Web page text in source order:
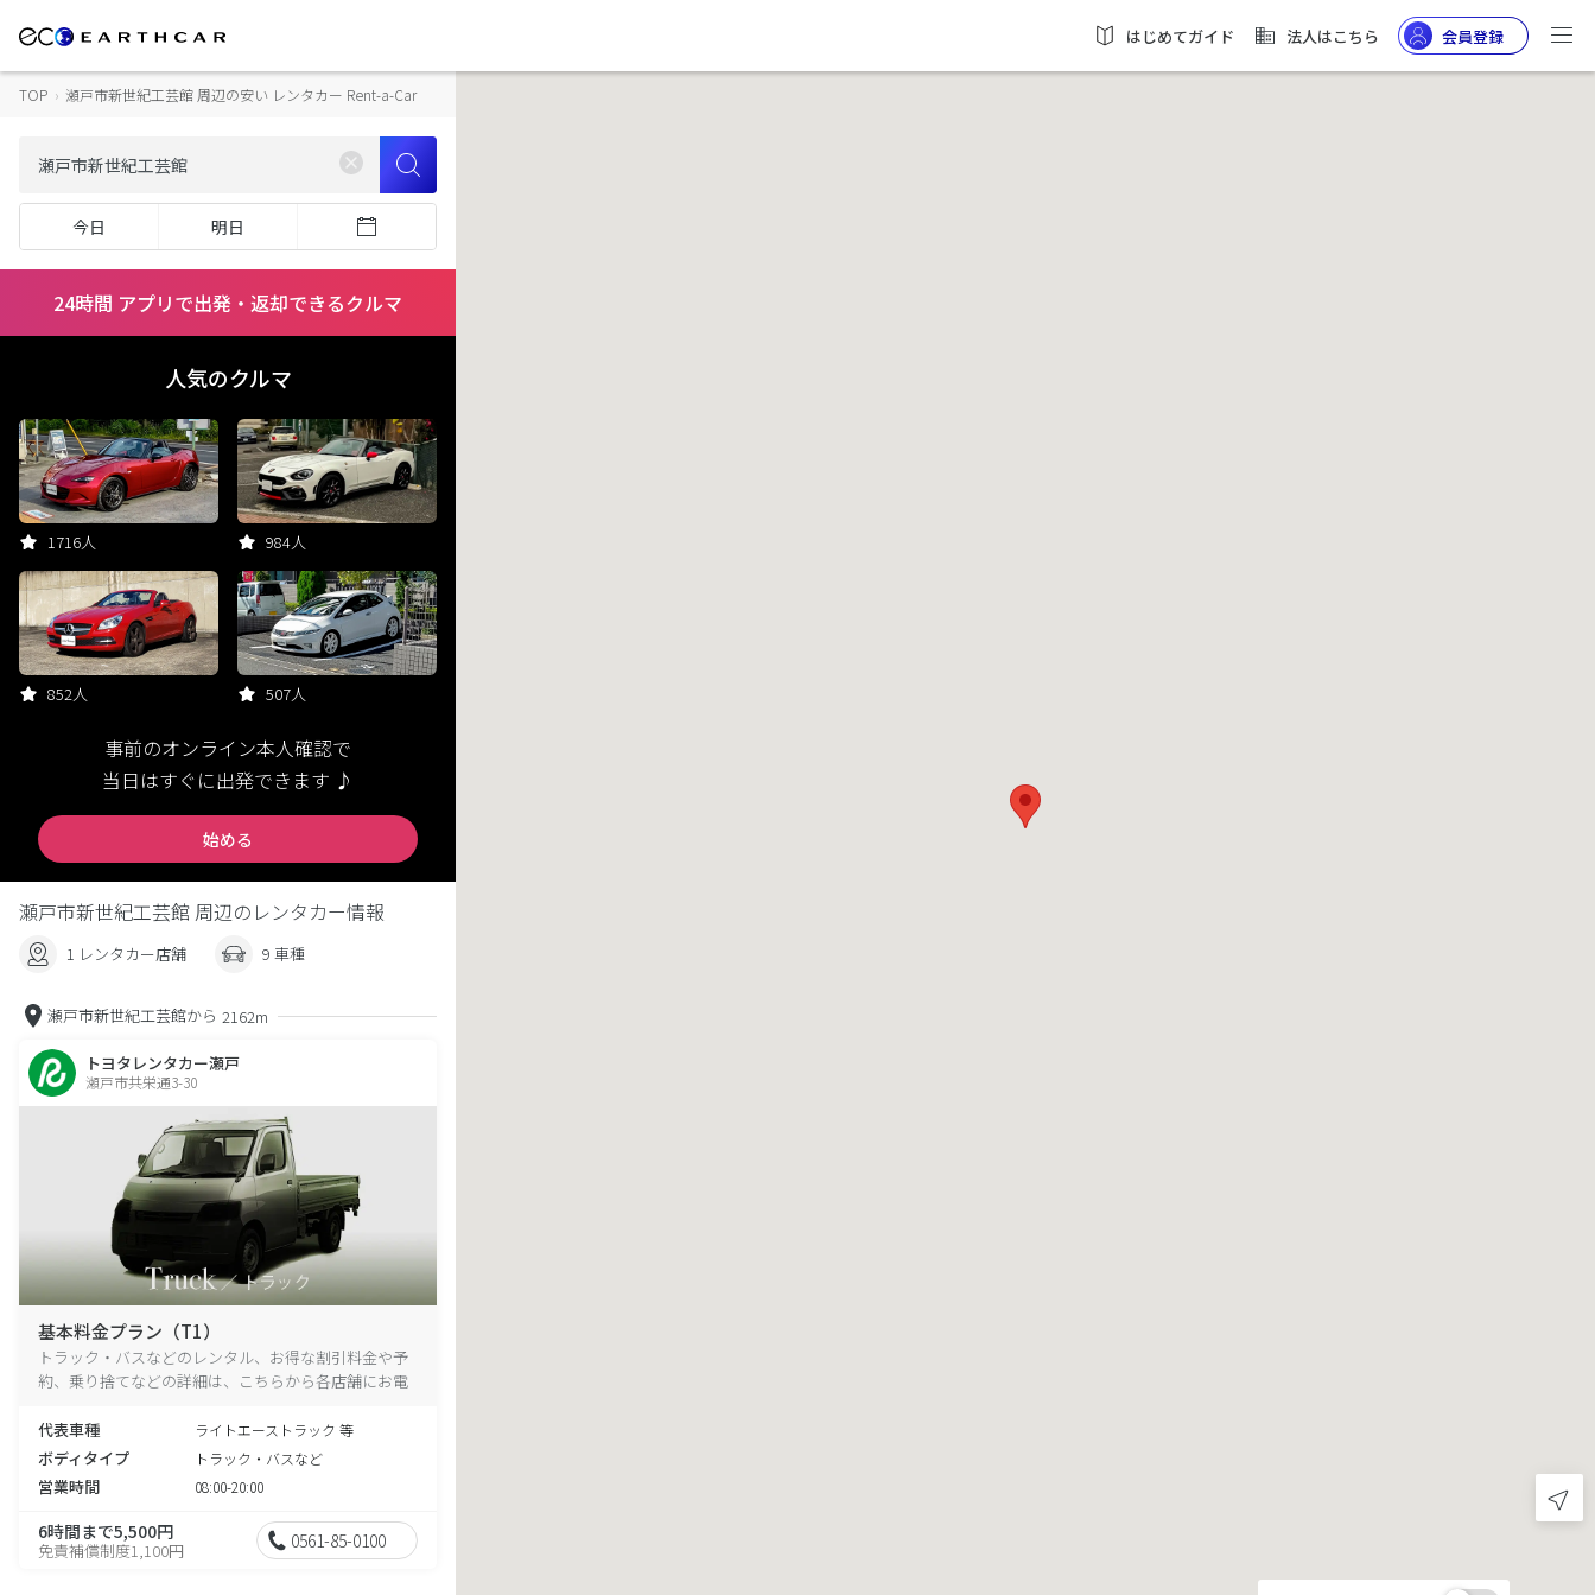
はじめてガイド 法人はこちら 会員登録
TOP › 瀬戸市新世紀工芸館 周辺の安い レンタカー Rent-a-Car
今日 明日
24時間 アプリで出発・返却できるクルマ
人気のクルマ
1716人 984人
852人 507人
事前のオンライン本人確認で
当日はすぐに出発できます ♪
始める
瀬戸市新世紀工芸館 周辺のレンタカー情報
1 レンタカー店舗 9 車種
瀬戸市新世紀工芸館から 2162m
トヨタレンタカー瀬戸
瀬戸市共栄通3-30
基本料金プラン（T1）
トラック・バスなどのレンタル、お得な割引料金や予
約、乗り捨てなどの詳細は、こちらから各店舗にお電
代表車種
ライトエーストラック 等
ボディタイプ トラック・バスなど
営業時間 08:00-20:00
6時間まで5,500円
免責補償制度1,100円 0561-85-0100